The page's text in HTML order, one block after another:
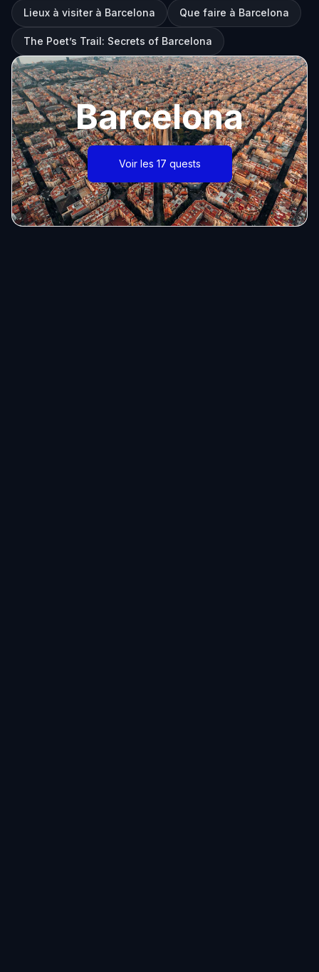
Lieux à visiter à Barcelona Que faire à Barcelona
The Poet’s Trail: Secrets of Barcelona
Barcelona
Voir les 17 quests